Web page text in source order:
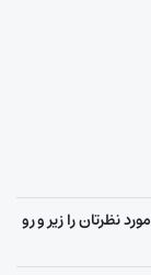
نظرتان را زیر و رو